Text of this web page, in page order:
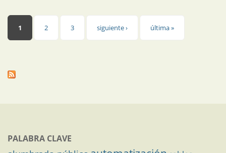
Páginas
1 2 3 siguiente › última »
PALABRA CLAVE